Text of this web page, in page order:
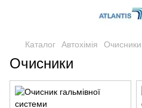
Каталог Автохімія Очисники
Очисники